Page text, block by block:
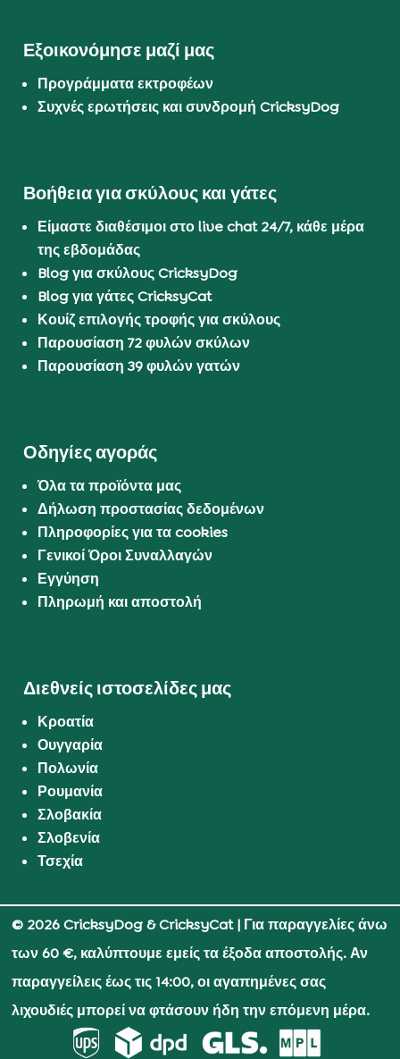
Εξοικονόμησε μαζί μας
Προγράμματα εκτροφέων
Συχνές ερωτήσεις και συνδρομή CricksyDog
Βοήθεια για σκύλους και γάτες
Είμαστε διαθέσιμοι στο live chat 24/7, κάθε μέρα
της εβδομάδας
Blog για σκύλους CricksyDog
Blog για γάτες CricksyCat
Κουίζ επιλογής τροφής για σκύλους
Παρουσίαση 72 φυλών σκύλων
Παρουσίαση 39 φυλών γατών
Οδηγίες αγοράς
Όλα τα προϊόντα μας
Δήλωση προστασίας δεδομένων
Πληροφορίες για τα cookies
Γενικοί Όροι Συναλλαγών
Εγγύηση
Πληρωμή και αποστολή
Διεθνείς ιστοσελίδες μας
Κροατία
Ουγγαρία
Πολωνία
Ρουμανία
Σλοβακία
Σλοβενία
Τσεχία
© 2026 CricksyDog & CricksyCat| Για παραγγελίες άνω
των 60 €, καλύπτουμε εμείς τα έξοδα αποστολής. Αν
παραγγείλεις έως τις 14:00, οι αγαπημένες σας
λιχουδιές μπορεί να φτάσουν ήδη την επόμενη μέρα.